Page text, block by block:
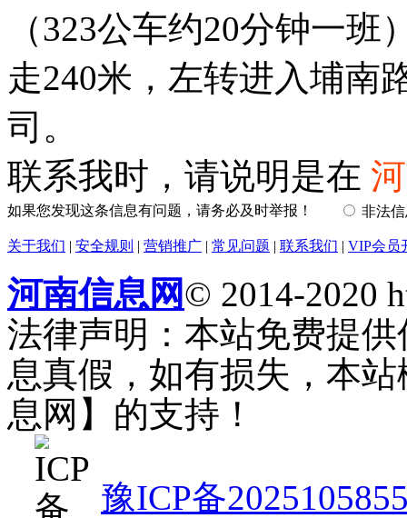
（323公车约20分钟一
走240米，左转进入埔南
司。
联系我时，请说明是在
如果您发现这条信息有问题，请务必及时举报！ 非法
关于我们 | 安全规则 | 营销推广 | 常见问题 | 联系我们 | VIP会员
河南信息网© 2014-2020
法律声明：本站免费提
息真假，如有损失，本
息网】的支持！
豫ICP备